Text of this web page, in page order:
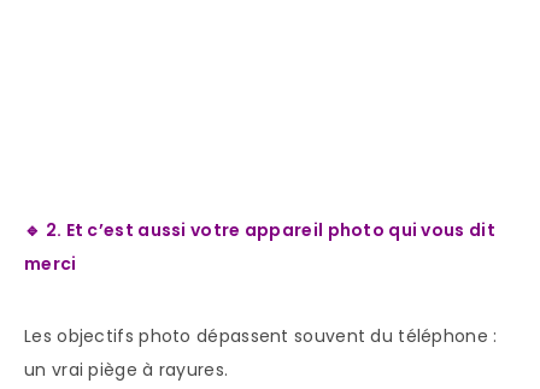
🔹 2. Et c’est aussi votre appareil photo qui vous dit
merci
Les objectifs photo dépassent souvent du téléphone :
un vrai piège à rayures.